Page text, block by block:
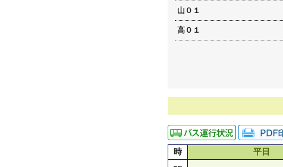
山０１
高０１
時 平日